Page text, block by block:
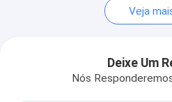
Veja
Deixe Um
Nós